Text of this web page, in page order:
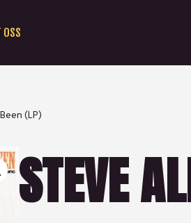
OSS
(LP)
STEVE